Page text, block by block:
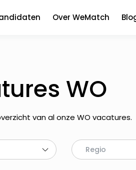
Over WeMatch
WO
van al onze WO vacatures.
Regio